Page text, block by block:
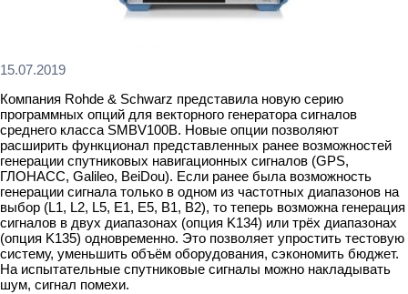
15.07.2019
Компания Rohde & Schwarz представила новую серию
программных опций для векторного генератора сигналов
среднего класса SMBV100B. Новые опции позволяют
расширить функционал представленных ранее возможностей
генерации спутниковых навигационных сигналов (GPS,
ГЛОНАСС, Galileo, BeiDou). Если ранее была возможность
генерации сигнала только в одном из частотных диапазонов на
выбор (L1, L2, L5, E1, E5, B1, B2), то теперь возможна генерация
сигналов в двух диапазонах (опция K134) или трёх диапазонах
(опция K135) одновременно. Это позволяет упростить тестовую
систему, уменьшить объём оборудования, сэкономить бюджет.
На испытательные спутниковые сигналы можно накладывать
шум, сигнал помехи.